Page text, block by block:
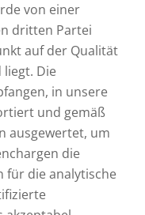
von einer
dritten Partei
auf der Qualität
liegt. Die
in unsere
und gemäß
ausgewertet, um
die
für die analytische